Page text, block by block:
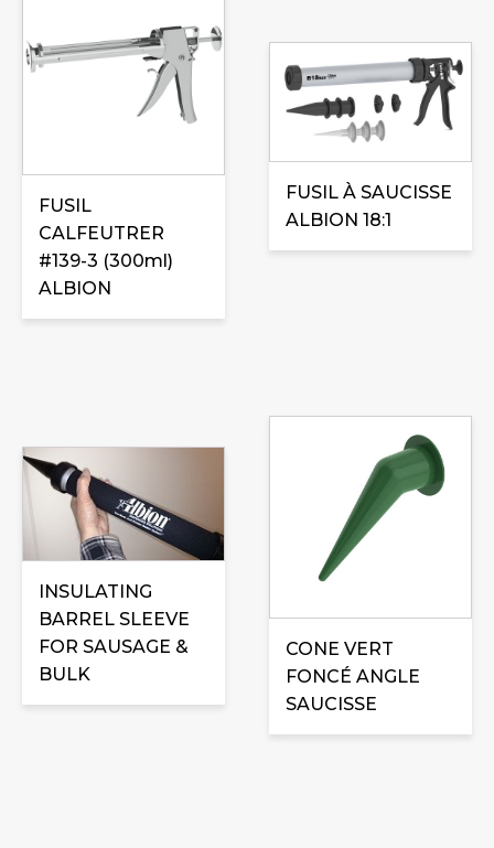
FUSIL
CALFEUTRER
#139-3 (300ml)
ALBION
FUSIL À SAUCISSE
ALBION 18:1
INSULATING
BARREL SLEEVE
FOR SAUSAGE &
BULK
CONE VERT
FONCÉ ANGLE
SAUCISSE